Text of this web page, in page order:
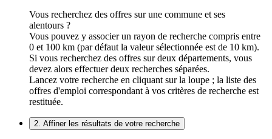
Vous recherchez des offres sur une commune et ses
alentours ?
Vous pouvez y associer un rayon de recherche compris entre
0 et 100 km (par défaut la valeur sélectionnée est de 10 km).
Si vous recherchez des offres sur deux départements, vous
devez alors effectuer deux recherches séparées.
Lancez votre recherche en cliquant sur la loupe ; la liste des
offres d'emploi correspondant à vos critères de recherche est
restituée.
2. Affiner les résultats de votre recherche